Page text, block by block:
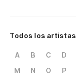
Todos los artistas
A B C D
M
N O P